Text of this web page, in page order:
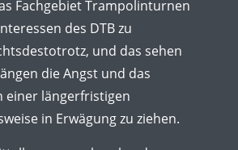
Fachgebiet Trampolinturnen
des DTB zu
und das sehen
die Angst und das
einer längerfristigen
in Erwägung zu ziehen.